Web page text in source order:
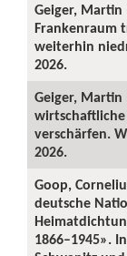
Geiger,
Frankenraum
weiterhin
2026.
Geiger, Martin
verschärfen.
2026.
Goop,
deutsche
1866–1945».